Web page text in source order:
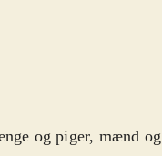
og piger, mænd og